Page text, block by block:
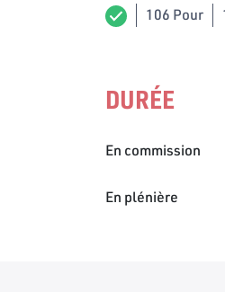
106 Pour
DURÉE
En commission
En plénière